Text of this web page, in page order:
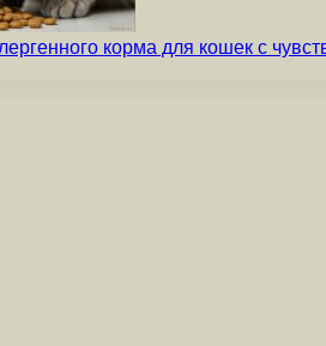
корма для кошек с